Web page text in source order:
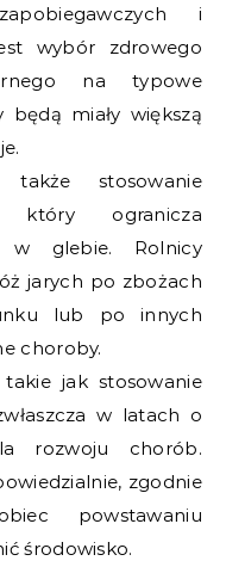
i
wybór zdrowego
na typowe
miały większą
stosowanie
który ogranicza
w glebie. Rolnicy
jarych po zbożach
lub po innych
choroby.
jak stosowanie
w latach o
rozwoju chorób.
zgodnie
powstawaniu
środowisko.